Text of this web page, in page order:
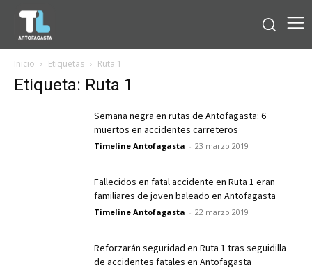
Inicio Etiquetas Ruta 1
Etiqueta: Ruta 1
Semana negra en rutas de Antofagasta: 6
muertos en accidentes carreteros
Timeline Antofagasta - 23 marzo 2019
Fallecidos en fatal accidente en Ruta 1 eran
familiares de joven baleado en Antofagasta
Timeline Antofagasta - 22 marzo 2019
Reforzarán seguridad en Ruta 1 tras seguidilla
de accidentes fatales en Antofagasta